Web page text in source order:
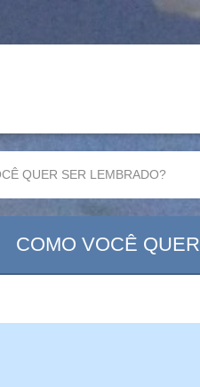
QUER SER LEMBRADO?
COMO VOCÊ